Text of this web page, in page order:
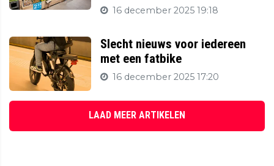
16 december 2025 19:18
Slecht nieuws voor iedereen
met een fatbike
16 december 2025 17:20
LAAD MEER ARTIKELEN